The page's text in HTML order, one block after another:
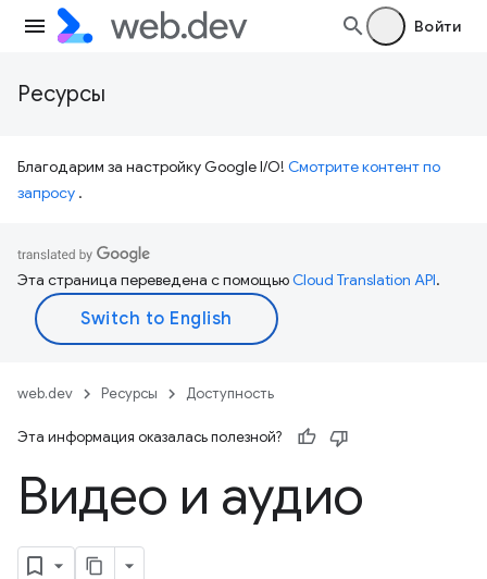
Войти
Ресурсы
Благодарим за настройку Google I/O! Смотрите контент по
запросу .
Эта страница переведена с помощьюCloud Translation API.
web.dev Ресурсы Доступность
Эта информация оказалась полезной?
Видео и аудио